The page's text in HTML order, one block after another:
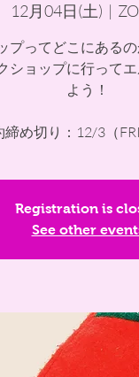
12月04日(土)
  |
プってどこにある
ショップに行って
よう！
め切り：12/3（
Registration is
See other